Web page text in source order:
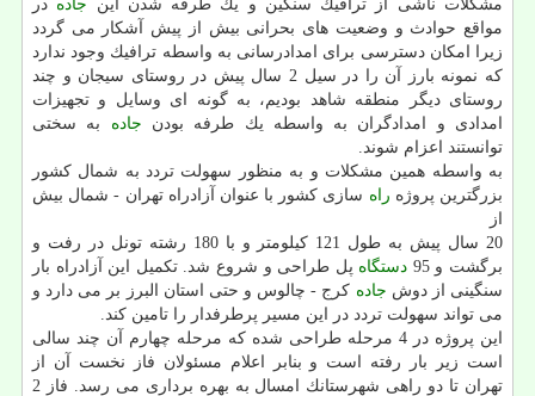
مشكلات ناشی از ترافیك سنگین و یك طرفه شدن این جاده در
مواقع حوادث و وضعیت های بحرانی بیش از پیش آشكار می گردد
زیرا امكان دسترسی برای امدادرسانی به واسطه ترافیك وجود ندارد
كه نمونه بارز آن را در سیل 2 سال پیش در روستای سیجان و چند
روستای دیگر منطقه شاهد بودیم، به گونه ای وسایل و تجهیزات
امدادی و امدادگران به واسطه یك طرفه بودن جاده به سختی
توانستند اعزام شوند.
به واسطه همین مشكلات و به منظور سهولت تردد به شمال كشور
بزرگترین پروژه راه سازی كشور با عنوان آزادراه تهران - شمال بیش
از
20 سال پیش به طول 121 كیلومتر و با 180 رشته تونل در رفت و
برگشت و 95
دستگاه پل طراحی و شروع شد. تكمیل این آزادراه بار
سنگینی از دوش جاده كرج - چالوس و حتی استان البرز بر می دارد و
می تواند سهولت تردد در این مسیر پرطرفدار را تامین كند.
این پروژه در 4 مرحله طراحی شده كه مرحله چهارم آن چند سالی
است زیر بار رفته است و بنابر اعلام مسئولان فاز نخست آن از
تهران تا دو راهی شهرستانك امسال به بهره برداری می رسد. فاز 2